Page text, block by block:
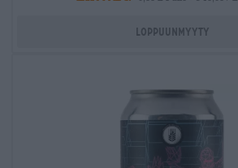
Loppuunmyyty